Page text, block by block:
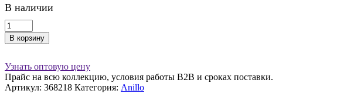
В наличии
Количество
товара
Салатник
см.
1760
мл.
В корзину
Узнать оптовую цену
Прайс на всю коллекцию, условия работы В2В и сроках поставки.
Артикул: 368218 Категория: Anillo